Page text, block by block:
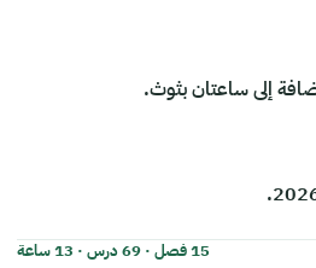
15 فصل · 69 درس · 13 ساعة